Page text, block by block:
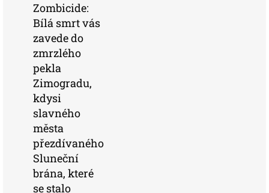
Zombicide:
Bílá smrt vás
zavede do
zmrzlého
pekla
Zimogradu,
kdysi
slavného
města
přezdívaného
Sluneční
brána, které
se stalo